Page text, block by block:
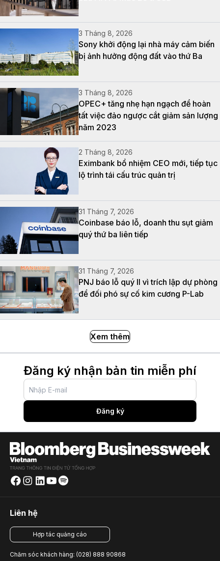
3 Tháng 8, 2026
Sony khởi động lại nhà máy cảm biến
bị ảnh hưởng động đất vào thứ Ba
3 Tháng 8, 2026
OPEC+ tăng nhẹ hạn ngạch để hoàn
tất việc đảo ngược cắt giảm sản lượng
năm 2023
2 Tháng 8, 2026
Eximbank bổ nhiệm CEO mới, tiếp tục
lộ trình tái cấu trúc quản trị
31 Tháng 7, 2026
Coinbase báo lỗ, doanh thu sụt giảm
quý thứ ba liên tiếp
31 Tháng 7, 2026
PNJ báo lỗ quý II vì trích lập dự phòng
để đối phó sự cố kim cương P-Lab
Xem thêm
Đăng ký nhận bản tin miễn phí
Đăng ký
Liên hệ
Hợp tác quảng cáo
Chăm sóc khách hàng: (028) 888 90868